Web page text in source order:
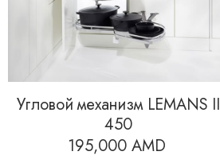
Угловой механизм LEMANS II
450
195,000 AMD